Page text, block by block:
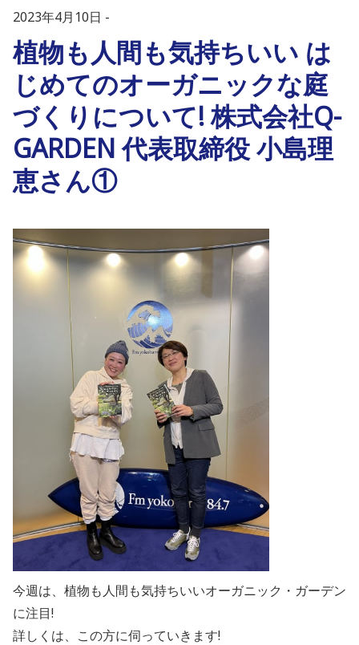
2023年4月10日
植物も人間も気持ちいい は
じめてのオーガニックな庭
づくりについて! 株式会社Q-
GARDEN 代表取締役 小島理
恵さん①
今週は、植物も人間も気持ちいいオーガニック・ガーデン
に注目!
詳しくは、この方に伺っていきます!